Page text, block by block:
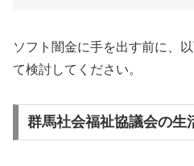
ソフト闇金に手を出す前に、
て検討してください。
群馬社会福祉協議会の生